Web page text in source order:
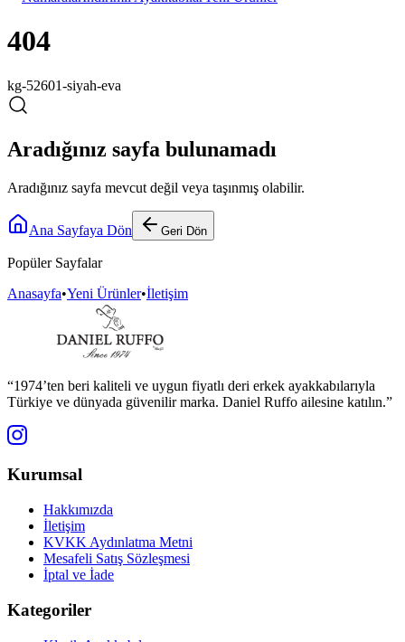
404
kg-52601-siyah-eva
Aradığınız sayfa bulunamadı
Aradığınız sayfa mevcut değil veya taşınmış olabilir.
Ana Sayfaya Dön Geri Dön
Popüler Sayfalar
Anasayfa•Yeni Ürünler•İletişim
“1974’ten beri kaliteli ve uygun fiyatlı deri erkek ayakkabılarıyla
Türkiye ve dünyada güvenilir marka. Daniel Ruffo ailesine katılın.”
Kurumsal
Hakkımızda
İletişim
KVKK Aydınlatma Metni
Mesafeli Satış Sözleşmesi
İptal ve İade
Kategoriler